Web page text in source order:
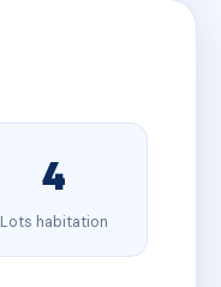
4
Lots habitation